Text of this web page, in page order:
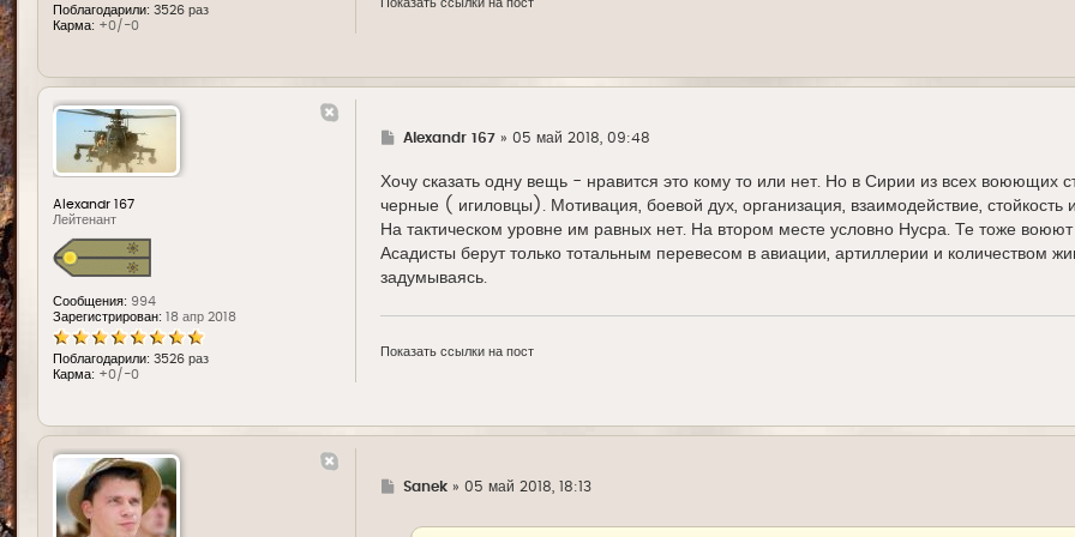
Поблагодарили: 3526 раз
Карма: +0/-0
Alexandr 167
Лейтенант
Сообщения: 994
Зарегистрирован: 18 апр 2018
Поблагодарили: 3526 раз
Карма: +0/-0
ГAlexandr 167» 05 май 2018, 09:48
Хочу сказать одну вещь - нравится это кому то или нет. Но в Сирии из всех воюющих
черные ( игиловцы). Мотивация, боевой дух, организация, взаимодействие, стойкость
На тактическом уровне им равных нет. На втором месте условно Нусра. Те тоже
Асадисты берут только тотальным перевесом в авиации, артиллерии и количеством
задумываясь.
Показать ссылки на пост
ГSanek» 05 май 2018, 18:13